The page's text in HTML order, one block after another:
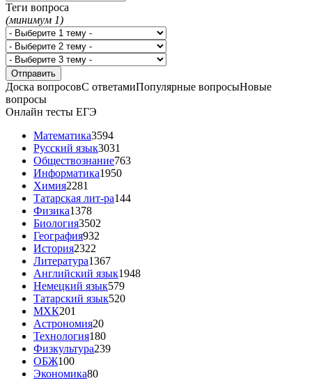
Теги вопроса
(минимум 1)
Доска вопросовС ответамиПопулярные вопросыНовые
вопросы
Онлайн тесты ЕГЭ
Математика3594
Русский язык3031
Обществознание763
Информатика1950
Химия2281
Татарская лит-ра144
Физика1378
Биология3502
География932
История2322
Литература1367
Английский язык1948
Немецкий язык579
Татарский язык520
МХК201
Астрономия20
Технология180
Физкультура239
ОБЖ100
Экономика80